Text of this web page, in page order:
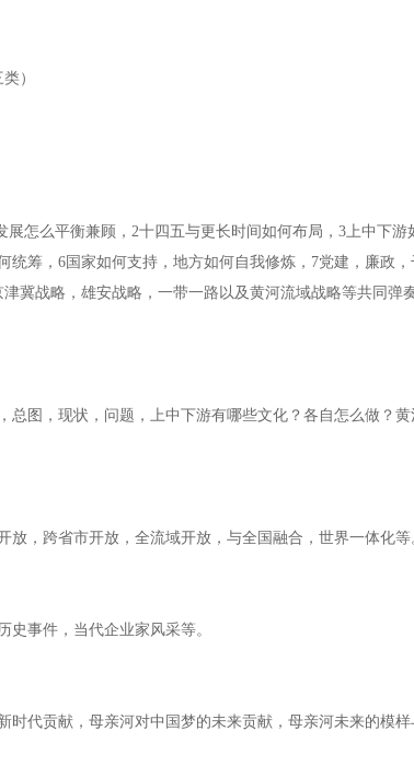
）
怎么平衡兼顾，2十四五与更长时间如何布局，3上中下游
统筹，6国家如何支持，地方如何自我修炼，7党建，廉政
冀战略，雄安战略，一带一路以及黄河流域战略等共同弹
总图，现状，问题，上中下游有哪些文化？各自怎么做？
，跨省市开放，全流域开放，与全国融合，世界一体化等
史事件，当代企业家风采等。
时代贡献，母亲河对中国梦的未来贡献，母亲河未来的模样